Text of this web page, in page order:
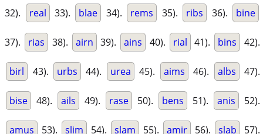
32). real 33). blae 34). rems 35). ribs 36). bine
37). rias 38). airn 39). ains 40). rial 41). bins 42).
birl 43). urbs 44). urea 45). aims 46). albs 47).
bise 48). ails 49). rase 50). bens 51). anis 52).
amus 53). slim 54). slam 55). amir 56). slab 57).